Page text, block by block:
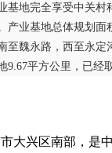
基地完全享受中关村
产业基地总体规划面
至魏永路，西至永定
9.67平方公里，已经
大兴区南部，是